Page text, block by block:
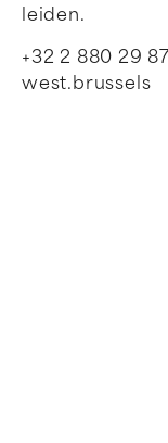
leiden.
+32 2 880 29
west.brussels